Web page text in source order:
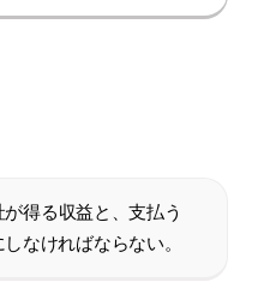
得る収益と、支払う
なければならない。